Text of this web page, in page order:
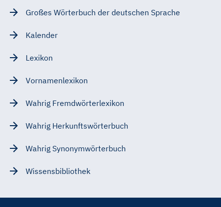
Großes Wörterbuch der deutschen Sprache
Kalender
Lexikon
Vornamenlexikon
Wahrig Fremdwörterlexikon
Wahrig Herkunftswörterbuch
Wahrig Synonymwörterbuch
Wissensbibliothek